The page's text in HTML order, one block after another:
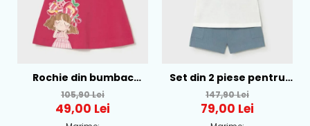
Rochie din bumbac
pentru fete Mayoral,
Rosu - 1930-069
105,90 Lei
49,00 Lei
Set din 2 piese pentru
baieti Mayoral, Alb-
Albastru - 1665-31
147,90 Lei
79,00 Lei